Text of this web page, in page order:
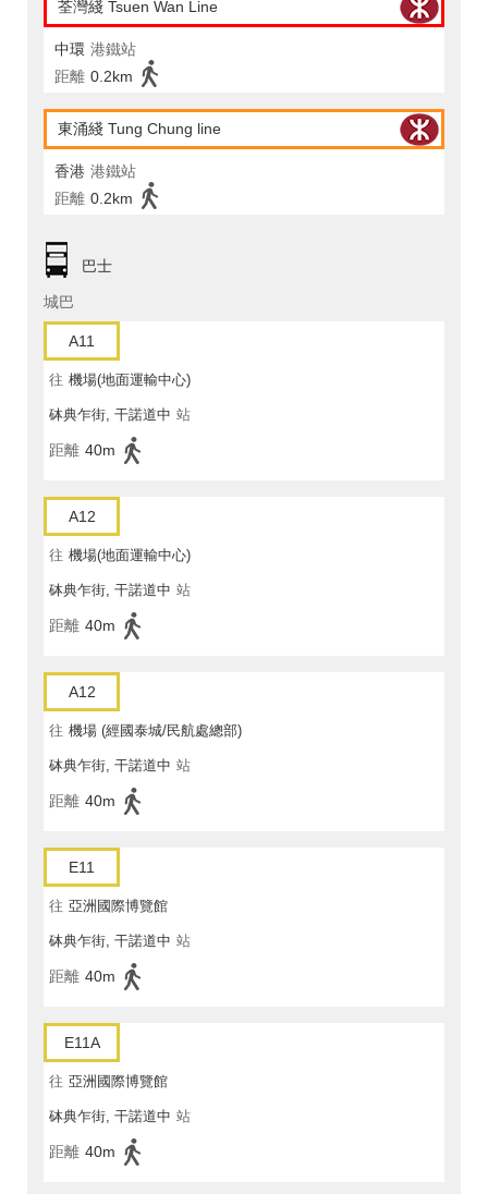
荃灣綫 Tsuen Wan Line
中環 港鐵站
距離 0.2km
東涌綫 Tung Chung line
香港 港鐵站
距離 0.2km
巴士
城巴
A11
往 機場(地面運輸中心)
砵典乍街, 干諾道中 站
距離 40m
A12
往 機場(地面運輸中心)
砵典乍街, 干諾道中 站
距離 40m
A12
往 機場 (經國泰城/民航處總部)
砵典乍街, 干諾道中 站
距離 40m
E11
往 亞洲國際博覽館
砵典乍街, 干諾道中 站
距離 40m
E11A
往 亞洲國際博覽館
砵典乍街, 干諾道中 站
距離 40m